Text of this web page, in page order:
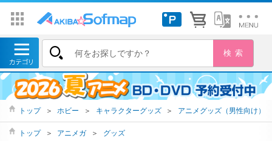
トップ ＞ ホビー ＞ キャラクターグッズ ＞ アニメグッズ（男性向け）
トップ ＞ アニメガ ＞ グッズ